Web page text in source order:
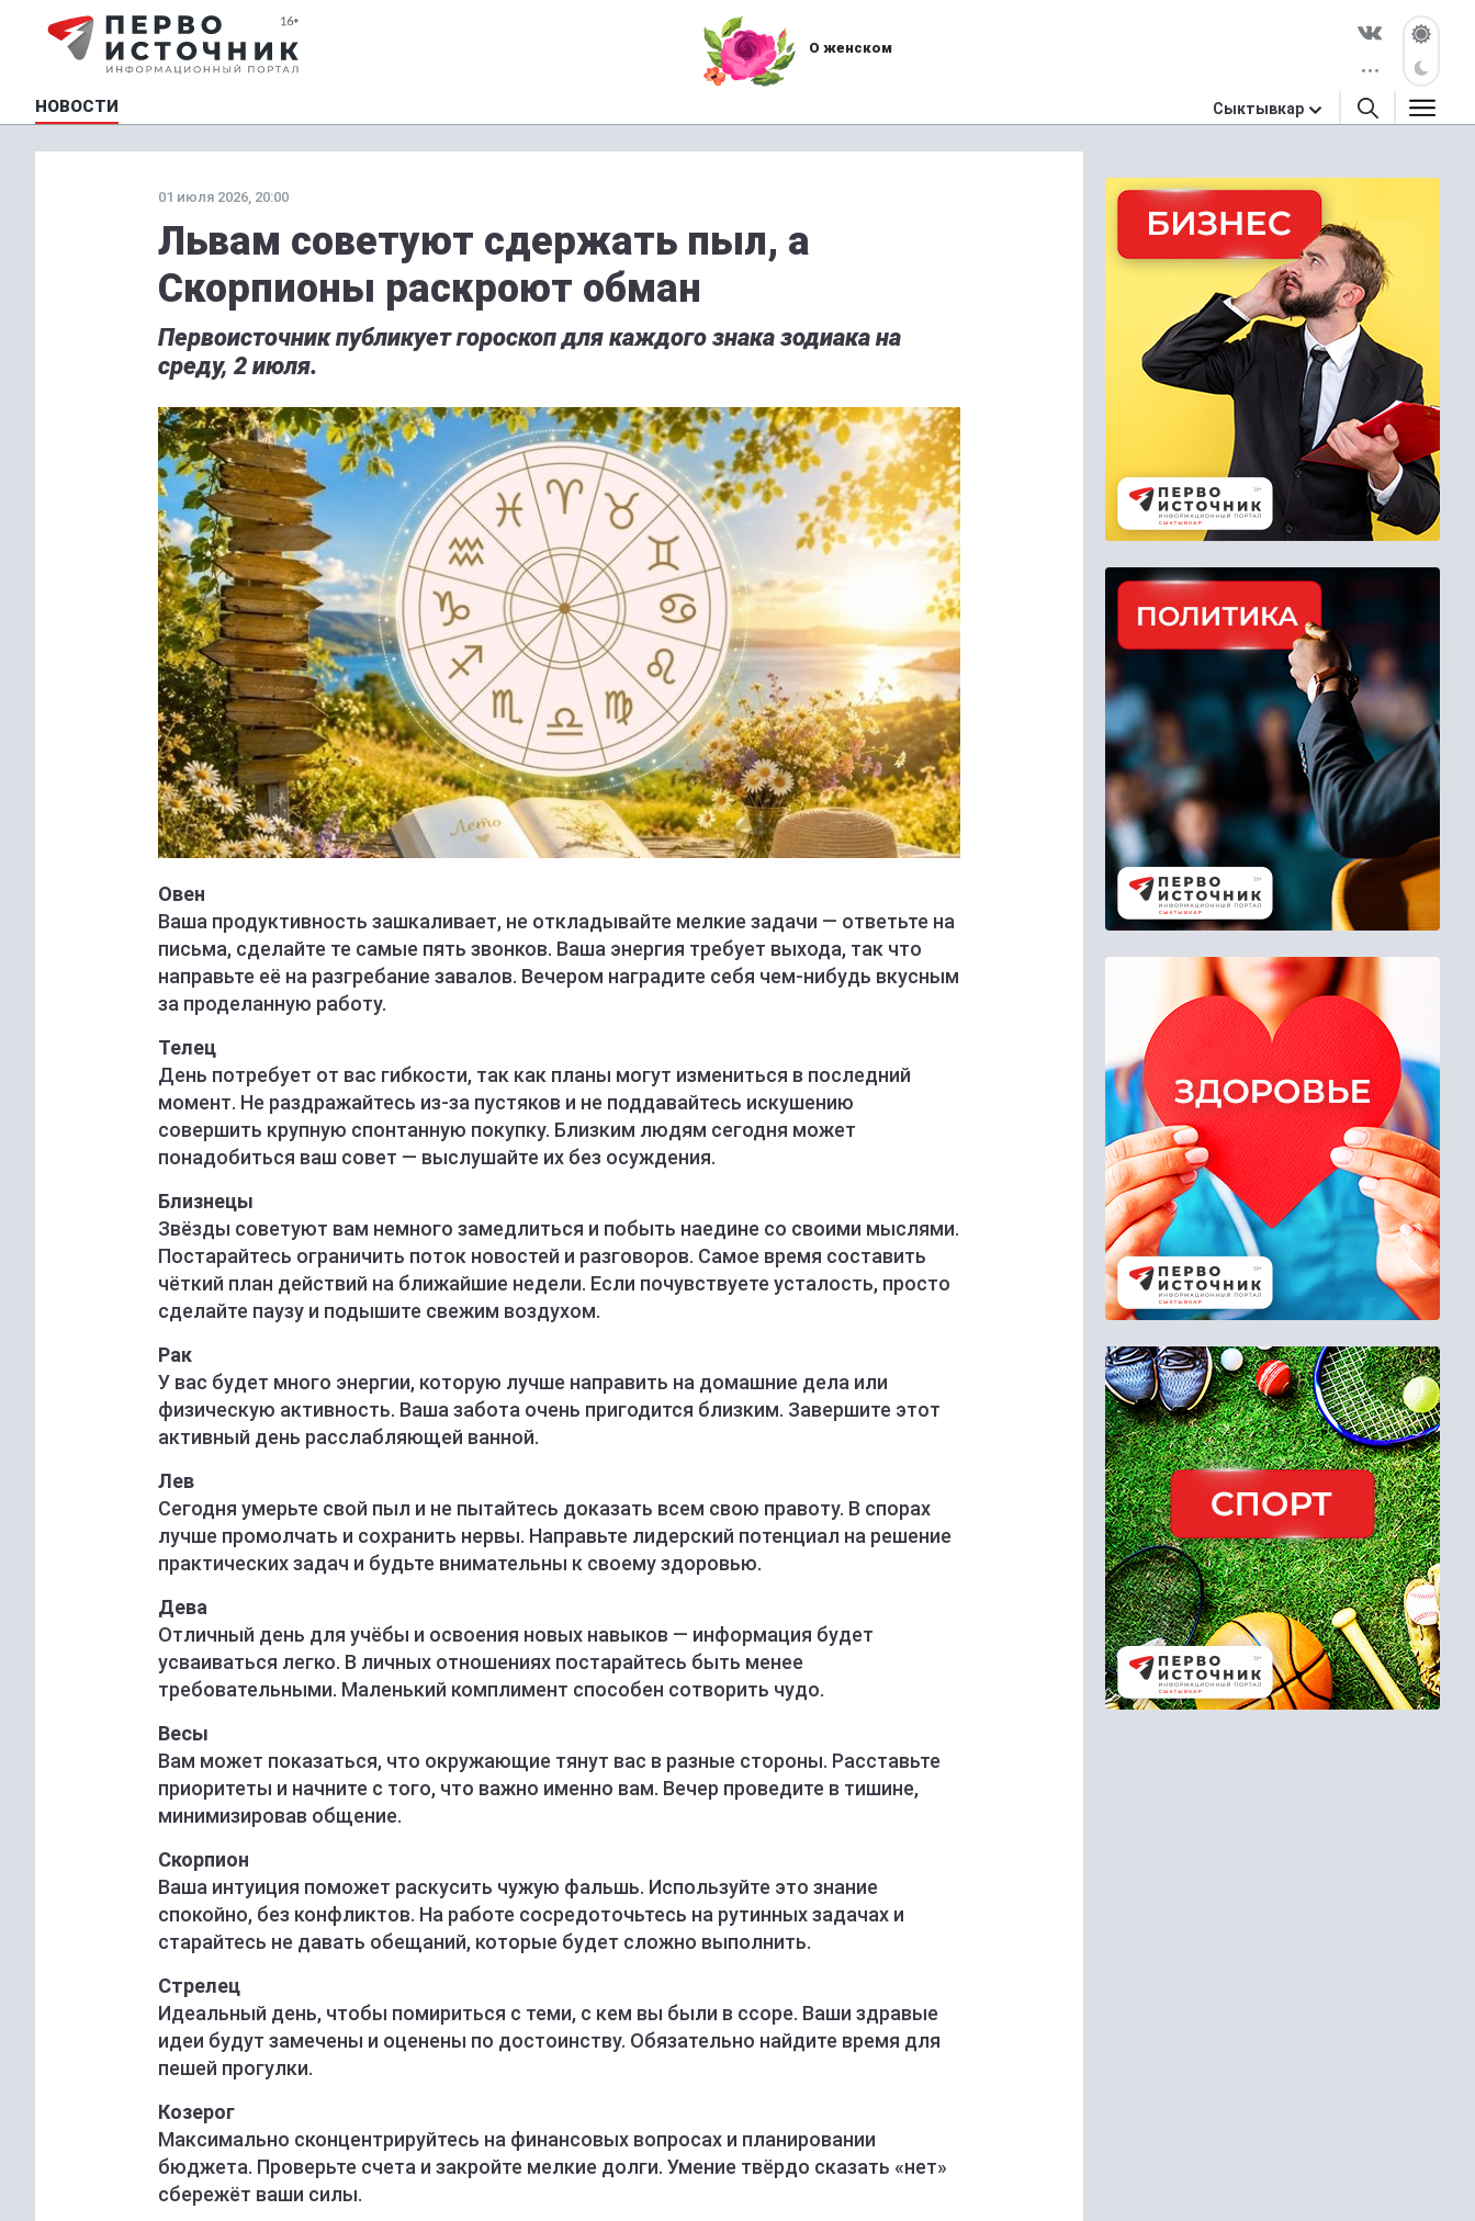
О женском
НОВОСТИ Сыктывкар
01 июля 2026, 20:00
Львам советуют сдержать пыл, а
Скорпионы раскроют обман
Первоисточник публикует гороскоп для каждого знака зодиака на
среду, 2 июля.
Овен
Ваша продуктивность зашкаливает, не откладывайте мелкие задачи — ответьте на
письма, сделайте те самые пять звонков. Ваша энергия требует выхода, так что
направьте её на разгребание завалов. Вечером наградите себя чем-нибудь вкусным
за проделанную работу.
Телец
День потребует от вас гибкости, так как планы могут измениться в последний
момент. Не раздражайтесь из-за пустяков и не поддавайтесь искушению
совершить крупную спонтанную покупку. Близким людям сегодня может
понадобиться ваш совет — выслушайте их без осуждения.
Близнецы
Звёзды советуют вам немного замедлиться и побыть наедине со своими мыслями.
Постарайтесь ограничить поток новостей и разговоров. Самое время составить
чёткий план действий на ближайшие недели. Если почувствуете усталость, просто
сделайте паузу и подышите свежим воздухом.
Рак
У вас будет много энергии, которую лучше направить на домашние дела или
физическую активность. Ваша забота очень пригодится близким. Завершите этот
активный день расслабляющей ванной.
Лев
Сегодня умерьте свой пыл и не пытайтесь доказать всем свою правоту. В спорах
лучше промолчать и сохранить нервы. Направьте лидерский потенциал на решение
практических задач и будьте внимательны к своему здоровью.
Дева
Отличный день для учёбы и освоения новых навыков — информация будет
усваиваться легко. В личных отношениях постарайтесь быть менее
требовательными. Маленький комплимент способен сотворить чудо.
Весы
Вам может показаться, что окружающие тянут вас в разные стороны. Расставьте
приоритеты и начните с того, что важно именно вам. Вечер проведите в тишине,
минимизировав общение.
Скорпион
Ваша интуиция поможет раскусить чужую фальшь. Используйте это знание
спокойно, без конфликтов. На работе сосредоточьтесь на рутинных задачах и
старайтесь не давать обещаний, которые будет сложно выполнить.
Стрелец
Идеальный день, чтобы помириться с теми, с кем вы были в ссоре. Ваши здравые
идеи будут замечены и оценены по достоинству. Обязательно найдите время для
пешей прогулки.
Козерог
Максимально сконцентрируйтесь на финансовых вопросах и планировании
бюджета. Проверьте счета и закройте мелкие долги. Умение твёрдо сказать «нет»
сбережёт ваши силы.